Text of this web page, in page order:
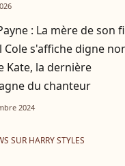
: La mère de son
Cole s'affiche digne
Kate, la dernière
du chanteur
2024
SUR HARRY STYLES